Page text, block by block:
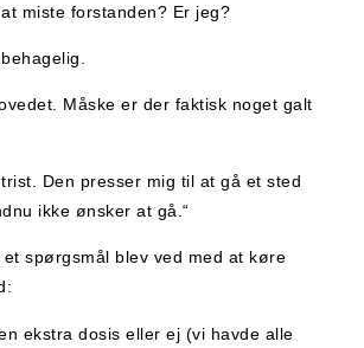
miste forstanden? Er jeg?
Måske er der faktisk noget galt
Den presser mig til at gå et sted
ikke ønsker at gå.“
spørgsmål blev ved med at køre
ekstra dosis eller ej (vi havde alle